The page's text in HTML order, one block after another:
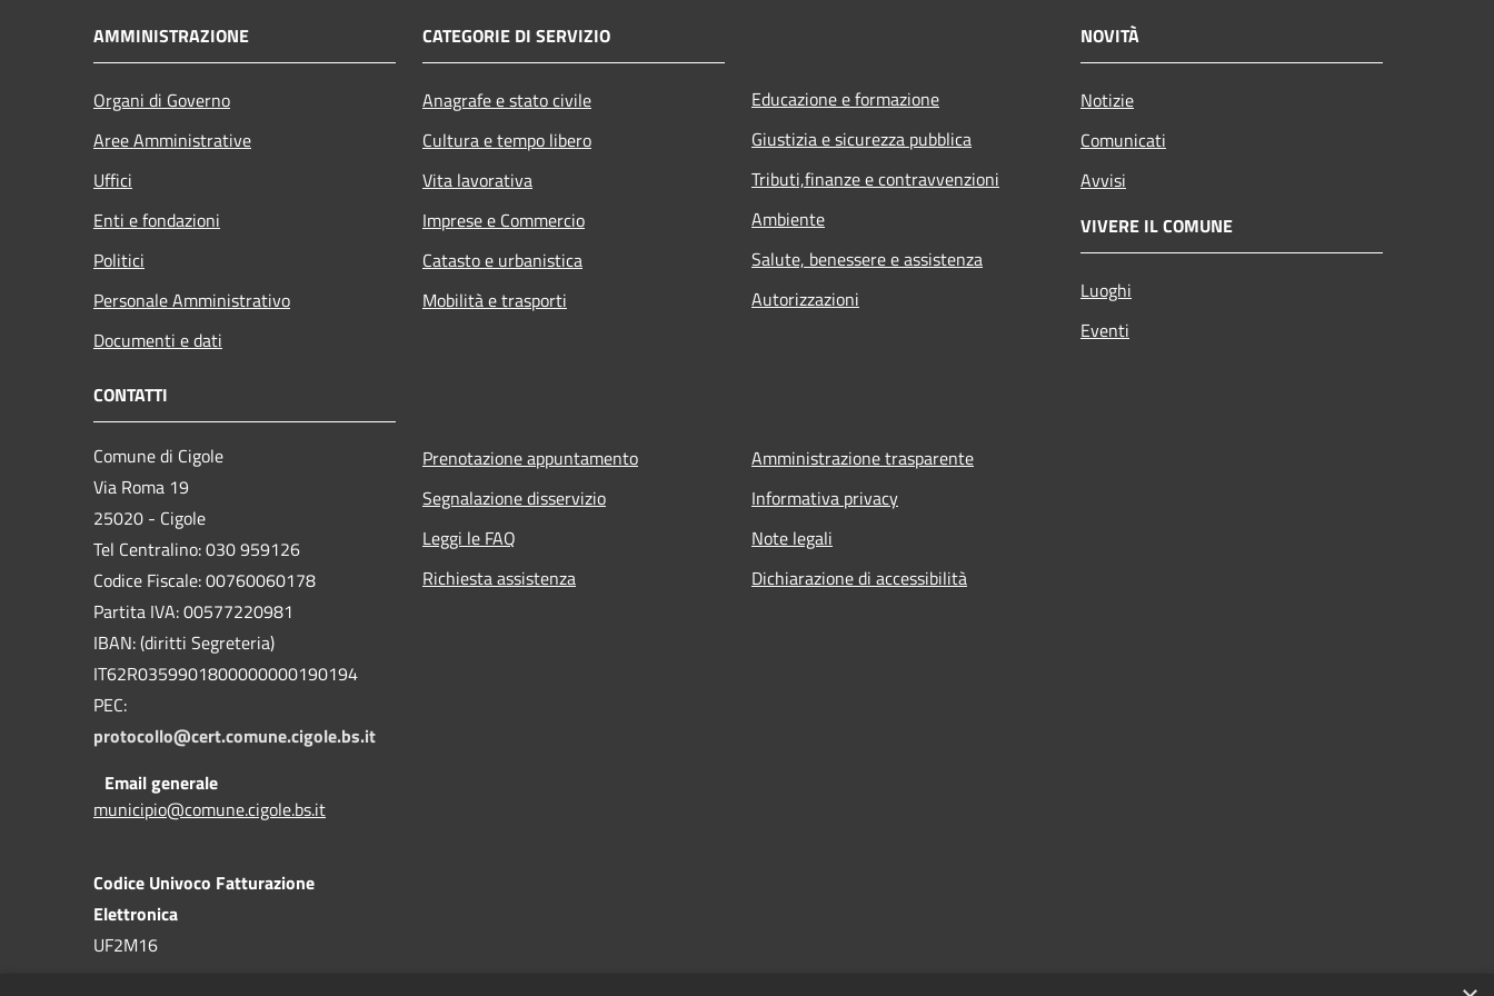
AMMINISTRAZIONE
Organi di Governo
Aree Amministrative
Uffici
Enti e fondazioni
Politici
Personale Amministrativo
Documenti e dati
CATEGORIE DI SERVIZIO
Anagrafe e stato civile
Cultura e tempo libero
Vita lavorativa
Imprese e Commercio
Catasto e urbanistica
Mobilità e trasporti
Educazione e formazione
Giustizia e sicurezza pubblica
Tributi,finanze e contravvenzioni
Ambiente
Salute, benessere e assistenza
Autorizzazioni
NOVITÀ
Notizie
Comunicati
Avvisi
VIVERE IL COMUNE
Luoghi
Eventi
CONTATTI
Comune di Cigole
Via Roma 19
25020 - Cigole
Tel Centralino: 030 959126
Codice Fiscale: 00760060178
Partita IVA: 00577220981
IBAN: (diritti Segreteria)
IT62R0359901800000000190194
PEC:
protocollo@cert.comune.cigole.bs.it
Email generale
municipio@comune.cigole.bs.it
Codice Univoco Fatturazione
Elettronica
UF2M16
Prenotazione appuntamento
Segnalazione disservizio
Leggi le FAQ
Richiesta assistenza
Amministrazione trasparente
Informativa privacy
Note legali
Dichiarazione di accessibilità